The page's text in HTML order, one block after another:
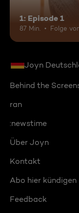
1: Episode 1
87 Min. Folge
Joyn
Behind the
ran
:newstime
Über Joyn
Kontakt
Abo hier kündigen
Feedback